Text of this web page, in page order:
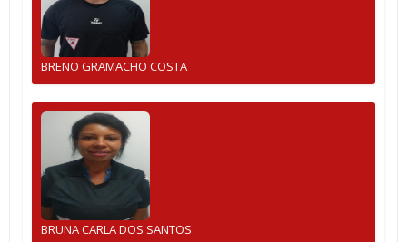
BRENO GRAMACHO COSTA
BRUNA CARLA DOS SANTOS